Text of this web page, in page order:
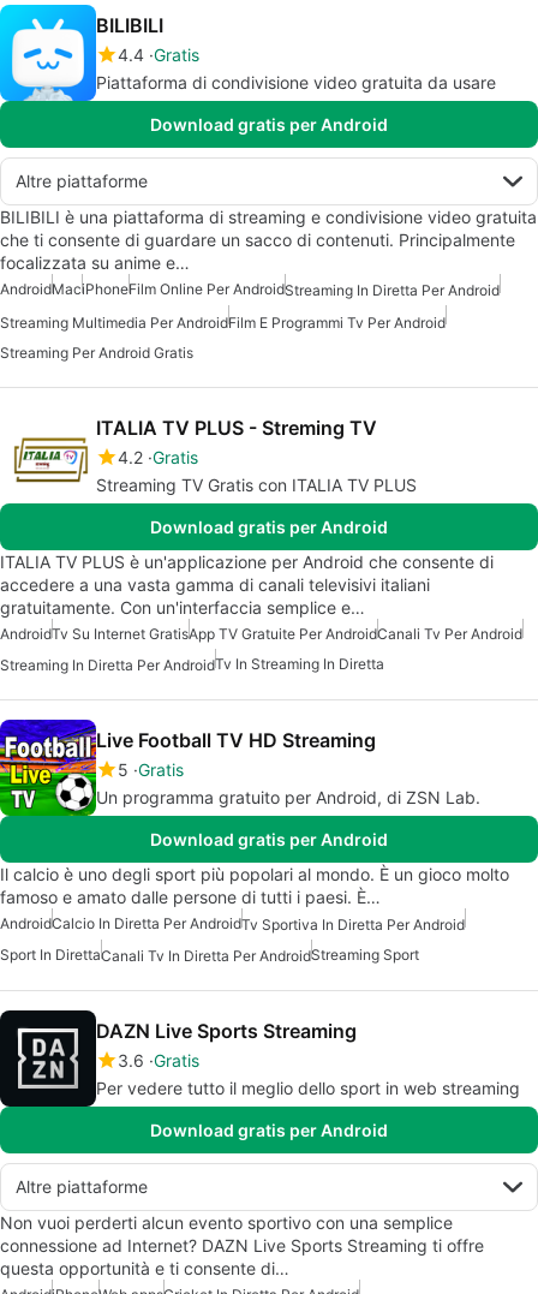
BILIBILI
4.4 Gratis
Piattaforma di condivisione video gratuita da usare
Download gratis per Android
Altre piattaforme
BILIBILI è una piattaforma di streaming e condivisione video gratuita
che ti consente di guardare un sacco di contenuti. Principalmente
focalizzata su anime e…
AndroidMaciPhoneFilm Online Per AndroidStreaming In Diretta Per Android
Streaming Multimedia Per AndroidFilm E Programmi Tv Per Android
Streaming Per Android Gratis
ITALIA TV PLUS - Streming TV
4.2 Gratis
Streaming TV Gratis con ITALIA TV PLUS
Download gratis per Android
ITALIA TV PLUS è un'applicazione per Android che consente di
accedere a una vasta gamma di canali televisivi italiani
gratuitamente. Con un'interfaccia semplice e…
AndroidTv Su Internet GratisApp TV Gratuite Per AndroidCanali Tv Per Android
Streaming In Diretta Per AndroidTv In Streaming In Diretta
Live Football TV HD Streaming
5 Gratis
Un programma gratuito per Android, di ZSN Lab.
Download gratis per Android
Il calcio è uno degli sport più popolari al mondo. È un gioco molto
famoso e amato dalle persone di tutti i paesi. È…
AndroidCalcio In Diretta Per AndroidTv Sportiva In Diretta Per Android
Sport In DirettaCanali Tv In Diretta Per AndroidStreaming Sport
DAZN Live Sports Streaming
3.6 Gratis
Per vedere tutto il meglio dello sport in web streaming
Download gratis per Android
Altre piattaforme
Non vuoi perderti alcun evento sportivo con una semplice
connessione ad Internet? DAZN Live Sports Streaming ti offre
questa opportunità e ti consente di…